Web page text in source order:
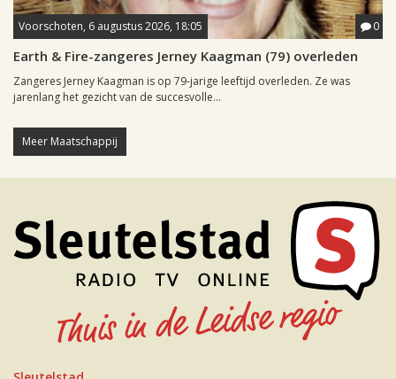
Voorschoten, 6 augustus 2026, 18:05 0
Earth & Fire-zangeres Jerney Kaagman (79) overleden
Zangeres Jerney Kaagman is op 79-jarige leeftijd overleden. Ze was
jarenlang het gezicht van de succesvolle...
Meer Maatschappij